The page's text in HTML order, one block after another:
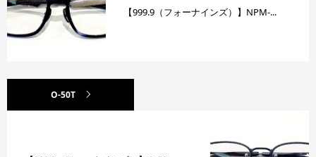
【999.9（フォーナインズ）】NPM-...
O-50T